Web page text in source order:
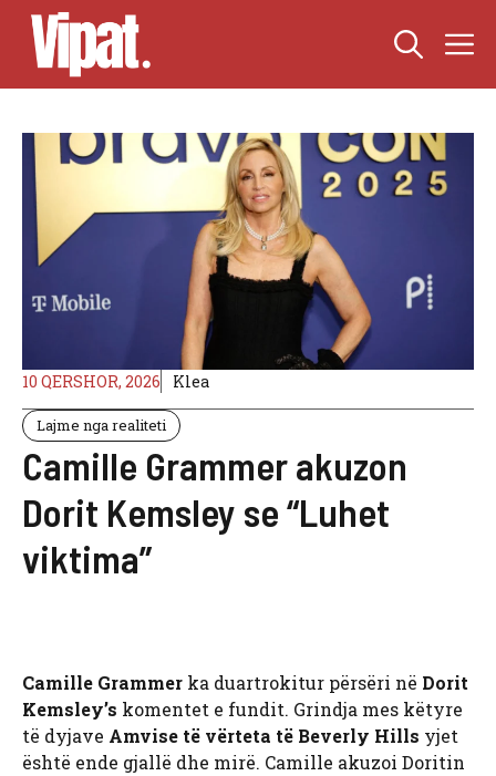
Skip
content
10 QERSHOR, 2026 Klea
Lajme nga realiteti
Camille Grammer akuzon
Dorit Kemsley se “Luhet
viktima”
Camille Grammer ka duartrokitur përsëri në Dorit
Kemsley’s komentet e fundit. Grindja mes këtyre
të dyjave Amvise të vërteta të Beverly Hills yjet
është ende gjallë dhe mirë. Camille akuzoi Doritin